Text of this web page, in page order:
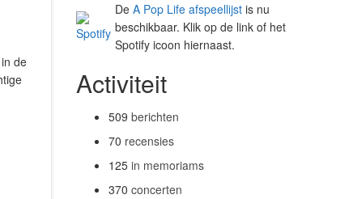
de
De A Pop Life afspeellijst is nu
beschikbaar. Klik op de link of het
Spotify icoon hiernaast.
Activiteit
509 berichten
70 recensies
125 in memoriams
370 concerten